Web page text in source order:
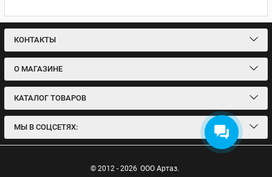
КОНТАКТЫ
О МАГАЗИНЕ
КАТАЛОГ ТОВАРОВ
МЫ В СОЦСЕТЯХ:
© 2012 - 2026 ООО Артаз.